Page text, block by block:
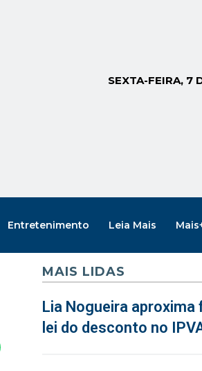
SEXTA-FEIRA, 7
Entretenimento Leia Mais
MAIS LIDAS
Lia Nogueira
lei do desconto no